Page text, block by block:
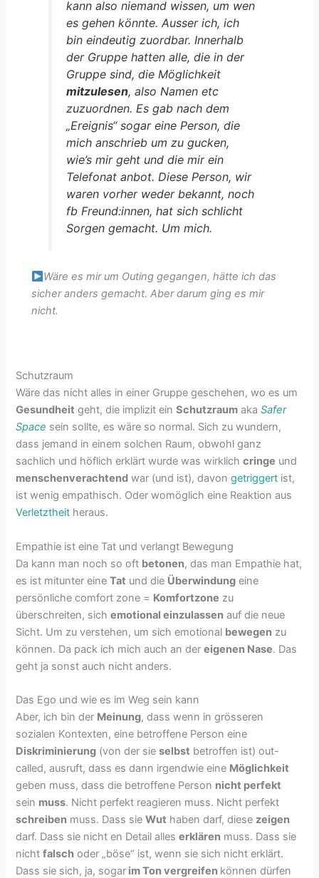
kann also niemand wissen, um wen
es gehen könnte. Ausser ich, ich
bin eindeutig zuordbar. Innerhalb
der Gruppe hatten alle, die in der
Gruppe sind, die Möglichkeit
mitzulesen, also Namen etc
zuzuordnen. Es gab nach dem
„Ereignis“ sogar eine Person, die
mich anschrieb um zu gucken,
wie’s mir geht und die mir ein
Telefonat anbot. Diese Person, wir
waren vorher weder bekannt, noch
fb Freund:innen, hat sich schlicht
Sorgen gemacht. Um mich.
Wäre es mir um Outing gegangen, hätte ich das
sicher anders gemacht. Aber darum ging es mir
nicht.
Schutzraum
Wäre das nicht alles in einer Gruppe geschehen, wo es um
Gesundheit geht, die implizit einSchutzraum akaSafer
Space sein sollte, es wäre so normal. Sich zu wundern,
dass jemand in einem solchen Raum, obwohl ganz
sachlich und höflich erklärt wurde was wirklichcringe und
menschenverachtend war (und ist), davongetriggert ist,
ist wenig empathisch. Oder womöglich eine Reaktion aus
Verletztheit heraus.
Empathie ist eine Tat und verlangt Bewegung
Da kann man noch so oft betonen, das man Empathie hat,
es ist mitunter eineTat und die Überwindung eine
persönliche comfort zone = Komfortzone zu
überschreiten, sichemotional einzulassen auf die neue
Sicht. Um zu verstehen, um sich emotional bewegen zu
können. Da pack ich mich auch an dereigenen Nase. Das
geht ja sonst auch nicht anders.
Das Ego und wie es im Weg sein kann
Aber, ich bin der Meinung, dass wenn in grösseren
sozialen Kontexten, eine betroffene Person eine
Diskriminierung (von der sieselbst betroffen ist) out-
called, ausruft, dass es dann irgendwie eine Möglichkeit
geben muss, dass die betroffene Person nicht perfekt
sein muss. Nicht perfekt reagieren muss. Nicht perfekt
schreiben muss. Dass sieWut haben darf, diese zeigen
darf. Dass sie nicht en Detail alleserklären muss. Dass sie
nichtfalsch oder „böse“ ist, wenn sie sich nicht erklärt.
Dass sie sich, ja, sogar im Ton vergreifen können dürfen